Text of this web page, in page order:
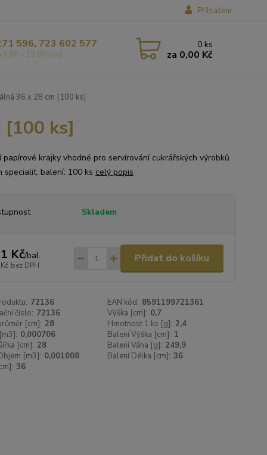
Přihlášení
596, 723 602 577
9,00 - 15,00 hod
0 ks
za 0,00 Kč
36 x 28 cm [100 ks]
[100 ks]
papírové krajky vhodné pro servírování cukrářských výrobků
specialit. balení: 100 ks celý popis
Skladem
Kč/bal.
bez DPH
Přidat do košíku
72136 EAN kód: 8591199721361
číslo: 72136 Výška [cm]: 0,7
[cm]: 28 Hmotnost 1 ks [g]: 2,4
0,000706 Balení Výška [cm]: 1
[cm]: 28 Balení Váha [g]: 249,9
[m3]: 0,001008 Balení Délka [cm]: 36
36